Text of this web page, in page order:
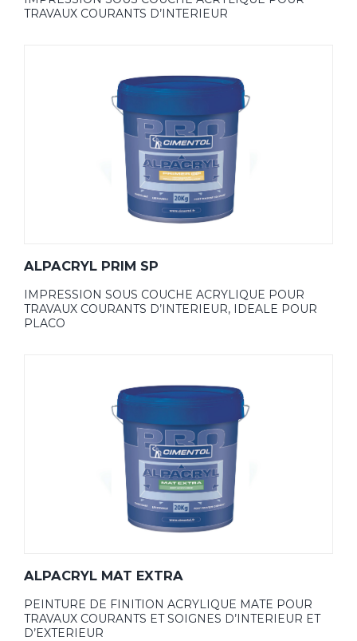
TRAVAUX COURANTS D’INTERIEUR
ALPACRYL PRIM SP
IMPRESSION SOUS COUCHE ACRYLIQUE POUR
TRAVAUX COURANTS D’INTERIEUR, IDEALE POUR
PLACO
ALPACRYL MAT EXTRA
PEINTURE DE FINITION ACRYLIQUE MATE POUR
TRAVAUX COURANTS ET SOIGNES D’INTERIEUR ET
D’EXTERIEUR